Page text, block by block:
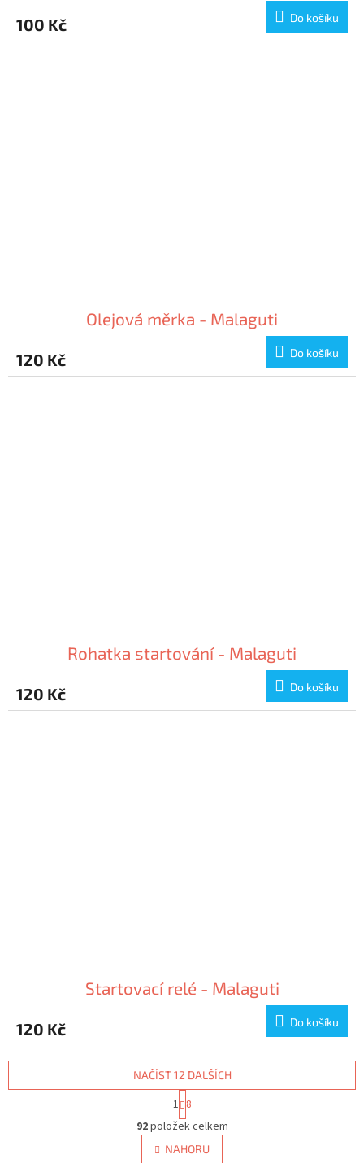
100 Kč Do košíku
Olejová měrka - Malaguti
120 Kč Do košíku
Rohatka startování - Malaguti
120 Kč Do košíku
Startovací relé - Malaguti
120 Kč Do košíku
O
v
l
NAČÍST 12 DALŠÍCH
S
t
r
á
n
1 8
92položek celkem
NAHORU